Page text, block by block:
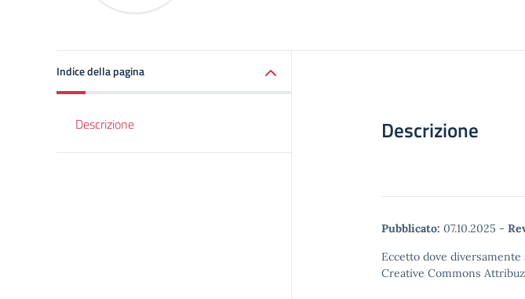
Indice della pagina
Descrizione Descrizione
Pubblicato: 07.10.2025 -
Eccetto dove
Creative Commons